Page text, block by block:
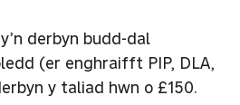
derbyn budd-dal
(er enghraifft PIP, DLA,
y taliad hwn o £150.